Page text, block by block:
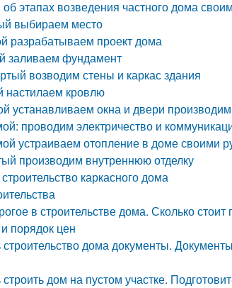
этапах возведения частного дома
выбираем место
разрабатываем проект дома
заливаем фундамент
возводим стены и каркас здания
настилаем кровлю
устанавливаем окна и двери
проводим электричество и
устраиваем отопление в доме своими
производим внутреннюю отделку
каркасного дома
в строительстве дома. Сколько стоит
порядок цен
строительство дома документы.
дом на пустом участке.